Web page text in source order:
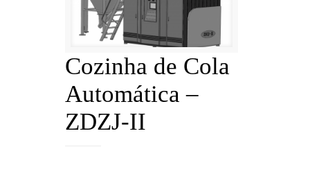
Cozinha de Cola
Automática –
ZDZJ-II